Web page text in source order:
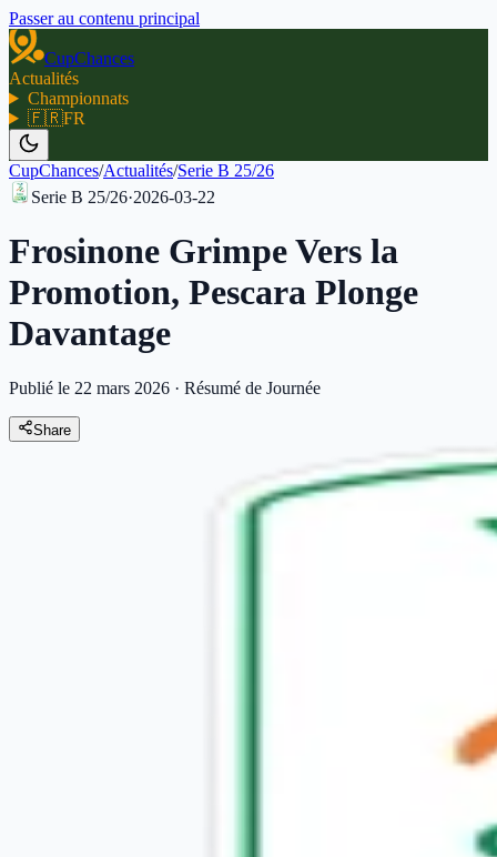
Passer au contenu principal
CupChances
Actualités
Championnats
🇫🇷FR
CupChances/Actualités/Serie B 25/26
Serie B 25/26·2026-03-22
Frosinone Grimpe Vers la
Promotion, Pescara Plonge
Davantage
Publié le 22 mars 2026 · Résumé de Journée
Share